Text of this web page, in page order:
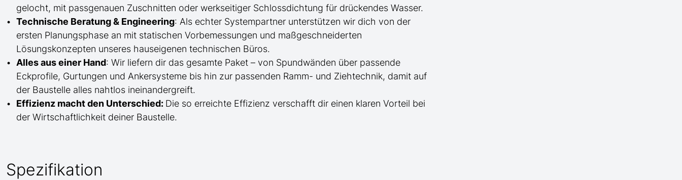
gelocht, mit passgenauen Zuschnitten oder werkseitiger Schlossdichtung für drückendes Wasser.
Technische Beratung & Engineering: Als echter Systempartner unterstützen wir dich von der
ersten Planungsphase an mit statischen Vorbemessungen und maßgeschneiderten
Lösungskonzepten unseres hauseigenen technischen Büros.
Alles aus einer Hand: Wir liefern dir das gesamte Paket – von Spundwänden über passende
Eckprofile, Gurtungen und Ankersysteme bis hin zur passenden Ramm- und Ziehtechnik, damit auf
der Baustelle alles nahtlos ineinandergreift.
Effizienz macht den Unterschied: Die so erreichte Effizienz verschafft dir einen klaren Vorteil bei
der Wirtschaftlichkeit deiner Baustelle.
Spezifikation